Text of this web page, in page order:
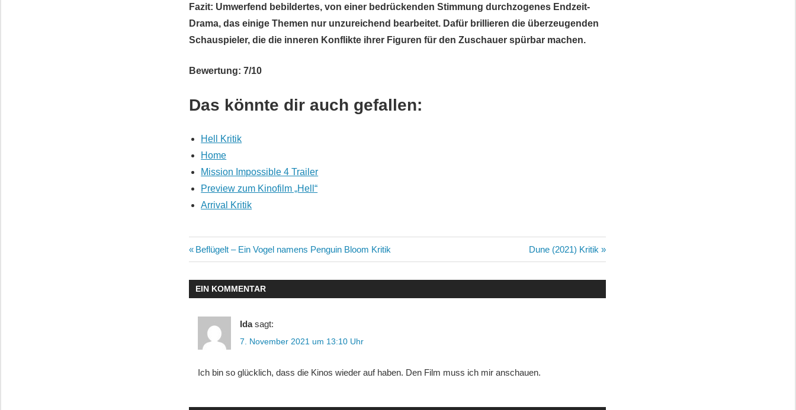
Fazit: Umwerfend bebildertes, von einer bedrückenden Stimmung durchzogenes Endzeit-
Drama, das einige Themen nur unzureichend bearbeitet. Dafür brillieren die überzeugenden
Schauspieler, die die inneren Konflikte ihrer Figuren für den Zuschauer spürbar machen.
Bewertung: 7/10
Das könnte dir auch gefallen:
Hell Kritik
Home
Mission Impossible 4 Trailer
Preview zum Kinofilm „Hell“
Arrival Kritik
Beitragsnavigation
Vorheriger
Beitrag:
Beflügelt – Ein Vogel namens Penguin Bloom Kritik
Nächster
Beitrag:
Dune (2021) Kritik
EIN KOMMENTAR
Ida sagt:
7. November 2021 um 13:10 Uhr
Ich bin so glücklich, dass die Kinos wieder auf haben. Den Film muss ich mir anschauen.